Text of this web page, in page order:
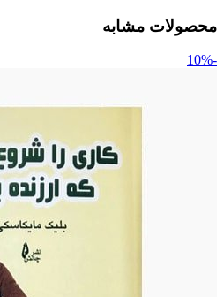
محصولات مشابه
-10%